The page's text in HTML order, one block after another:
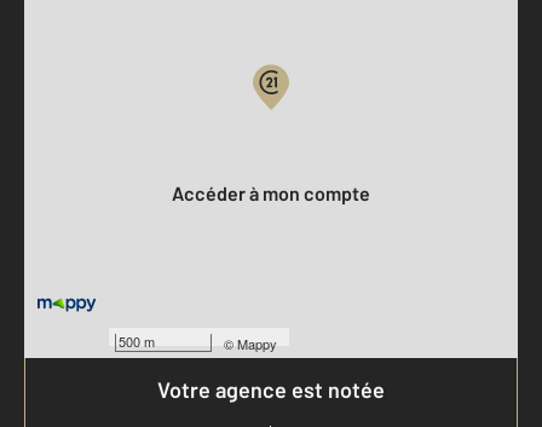
500 m ©Mappy
Accéder à mon compte
Votre agence est notée